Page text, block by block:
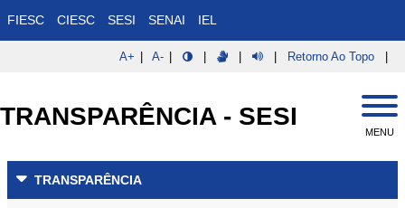
para
FIESC CIESC SESI SENAI IEL
Conteúdo
O
Menu
A+ A- Retorno Ao Topo
TRANSPARÊNCIA - SESI
MENU
TRANSPARÊNCIA